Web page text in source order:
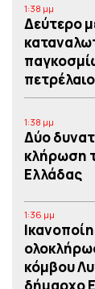
1:38 μμ
Δεύτερο
πετρέλαιο
1:38 μμ
Δύο
κλήρωση
Ελλάδας
1:36 μμ
κόμβου